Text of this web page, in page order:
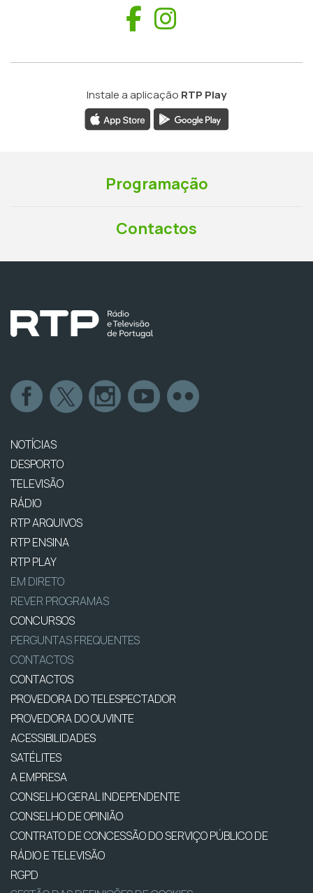
Facebook
Instale a aplicação RTP Play
Programação
Contactos
NOTÍCIAS
DESPORTO
TELEVISÃO
RÁDIO
RTP ARQUIVOS
RTP ENSINA
RTP PLAY
EM DIRETO
REVER PROGRAMAS
CONCURSOS
PERGUNTAS FREQUENTES
CONTACTOS
CONTACTOS
PROVEDORA DO TELESPECTADOR
PROVEDORA DO OUVINTE
ACESSIBILIDADES
SATÉLITES
A EMPRESA
CONSELHO GERAL INDEPENDENTE
CONSELHO DE OPINIÃO
CONTRATO DE CONCESSÃO DO SERVIÇO PÚBLICO DE
RÁDIO E TELEVISÃO
RGPD